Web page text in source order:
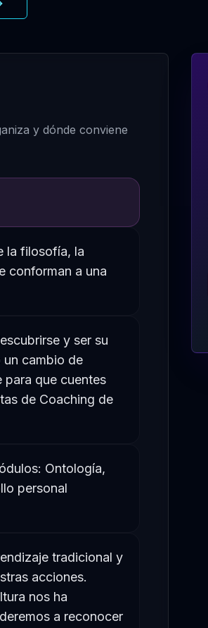
y dónde conviene
la filosofía, la
conforman a una
y ser su
un cambio de
para que cuentes
de Coaching de
Ontología,
personal
tradicional y
acciones.
nos ha
a reconocer